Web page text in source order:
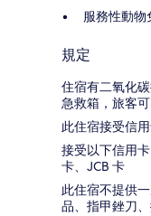
服務性動物
規定
住宿有二氧化
急救箱，旅客可
此住宿接受信
接受以下信用
卡、JCB 卡
此住宿不提供
品、指甲銼刀、